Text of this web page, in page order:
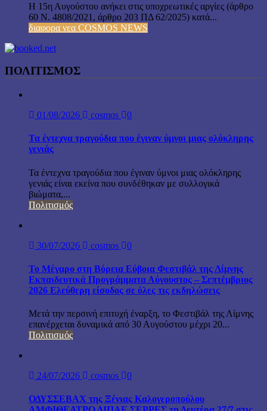
Η 15η Αυγούστου ανήκει στις υποχρεωτικές αργίες (άρθρο
60 Ν. 4808/2021, άρθρο 203 ΠΔ 62/2025) κατά...
διαφορα νεα COSMOS NEWS
ΠΟΛΙΤΙΣΜΟΣ
01/08/2026 cosmos 0
Τα έντεχνα τραγούδια που έγιναν ύμνοι μιας ολόκληρης
γενιάς
Τα έντεχνα τραγούδια που έγιναν ύμνοι μιας ολόκληρης
γενιάς είναι εκείνα που συνδέθηκαν με συλλογικά
βιώματα,...
Πολιτισμός
30/07/2026 cosmos 0
Το Μέγαρο στη Βόρεια Εύβοια Φεστιβάλ της Λίμνης
Εκπαιδευτικά Προγράμματα Αύγουστος – Σεπτέμβριος
2026 Ελεύθερη είσοδος σε όλες τις εκδηλώσεις
Μετά την περσινή επιτυχή έναρξη, το Φεστιβάλ της Λίμνης
επανέρχεται δυναμικά από 30 Αυγούστου μέχρι 20...
Πολιτισμός
24/07/2026 cosmos 0
ΟΔΥΣΣΕΒΑΧ της Ξένιας Καλογεροπούλου